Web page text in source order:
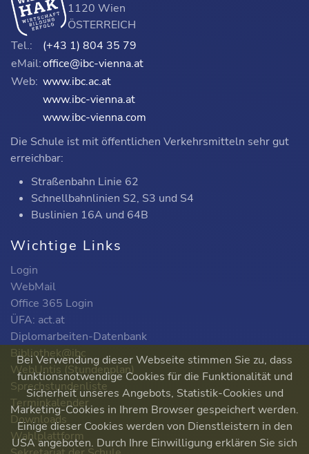
1120 Wien
ÖSTERREICH
Tel.:
(+43 1) 804 35 79
eMail:office@ibc-vienna.at
Web: www.ibc.ac.at
www.ibc-vienna.at
www.ibc-vienna.com
Die Schule ist mit öffentlichen Verkehrsmitteln sehr gut
erreichbar:
Straßenbahn Linie 62
Schnellbahnlinien S2, S3 und S4
Buslinien 16A und 64B
Wichtige Links
Login
WebMail
Office 365 Login
ÜFA: act.at
Diplomarbeiten-Datenbank
Bibliothek@ibc
WebUntis (Stundenplan)
Sprechstundenliste
Terminkalender
Downloads
Wahlplattform
Bei Verwendung dieser Webseite stimmen Sie zu, dass
funktionsnotwendige Cookies für die Funktionalität und
Sicherheit unseres Angebots, Statistik-Cookies und
Marketing-Cookies in Ihrem Browser gespeichert werden.
Einige dieser Cookies werden von Dienstleistern in den
USA angeboten. Durch Ihre Einwilligung erklären Sie sich